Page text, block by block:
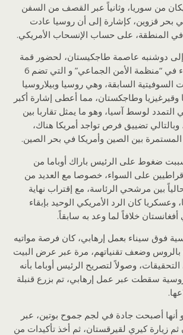
من سوريا، وثانياً عبر القصف من السفن
بحر قزوين، كإشارة إلى أن روسيا عادت
المنطقة، على حساب الإنسحاب الأمريكي.
إلى دوشنبه عاصمة طاجكيستان، لحضور قمة
زعماء الدول الأعضاء في “منظمة الأمن الجماعي” و التي تضم 6
السوفيتية السابقة، وهي روسيا وبيلاروسيا
وقيرغيزيا وطاجكستان، مما أعطى إشارة أكبر
لوسط آسيا، وهو ما يمثل تقاربا بين
تضييق فرص تواجد أمريكا هناك،
المستمرة بين الصين وأمريكا في بحر الصين.
ضغوط على الرئيس باراك أوباما من
على السواء، خصوصا مع العديد من
بين مرشحي الرئاسة، مع إقتراب نهاية
وعسكريا كان الرد الأمريكي الوحيد بإبقاء
أفغانستان خلافاً لما وعد به سابقاً.
فوق سيناء بعمل إرهابي، كان فرصة مواتيه
بالروس وضعف تقنياتهم، مرة عبر عرض البيت
وصولاً لتصريح الرئيس أوباما بأنه
سقطت عبر عمل إرهابي، تم بزرع قنبلة
أنها أصبحت جادة في لجم جموح بوتين، عبر
ثم زيارة كيري لقيرقستان، ثم أخذ تأكيدات من